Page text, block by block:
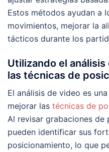
Estos métodos ayudan a
movimientos, mejorar la
tácticos durante los
Utilizando el
las técnicas de
El análisis de video es
mejorar las técnicas de
Al revisar grabaciones
pueden identificar sus
posicionamiento, lo que